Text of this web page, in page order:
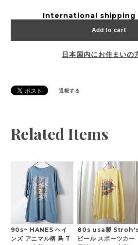
International shipping
Add to cart
日本国内にお住まいの
通報する
Related Items
90s~ HANES ヘイ
ンズ アニマル柄 鳥 T
80s usa製
ビール スポーツカー